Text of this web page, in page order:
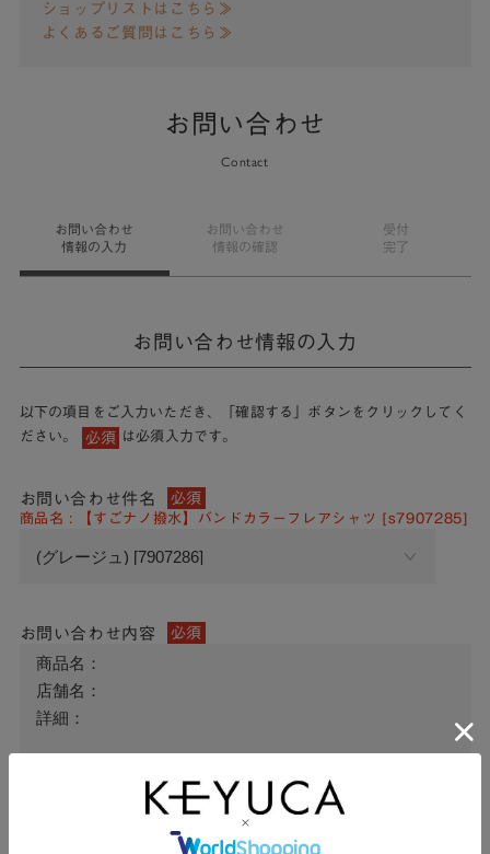
ショップリストはこちら≫
よくあるご質問はこちら≫
お問い合わせ
Contact
お問い合わせ
情報の入力
お問い合わせ
情報の確認
受付
完了
お問い合わせ情報の入力
以下の項目をご入力いただき、「確認する」ボタンをクリックしてく
ださい。
必須 は必須入力です。
お問い合わせ件名 必須
商品名 : 【すごナノ撥水】バンドカラーフレアシャツ [s7907285]
お問い合わせ内容 必須